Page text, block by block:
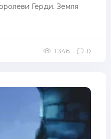
Герди. Земля
1 346 0